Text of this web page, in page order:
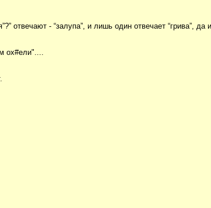
отвечают - “залупа”, и лишь один отвечает “грива”,
ох#ели"....